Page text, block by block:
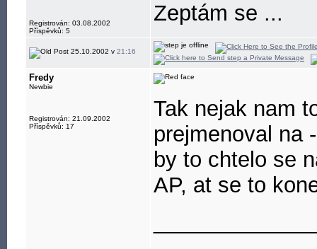
Registrován: 03.08.2002
Příspěvků: 5
Zeptám se ...
25.10.2002 v 21:16
Fredy
Newbie
Registrován: 21.09.2002
Příspěvků: 17
Tak nejak nam
prejmenoval na
by to chtelo se
AP, at se to